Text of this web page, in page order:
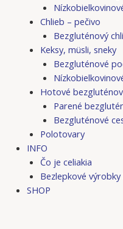
Chlieb – pečivo
Bezgluténový
Keksy, müsli, sneky
Bezgluténové
Hotové
Parené
Bezgluténové
Polotovary
INFO
Čo je celiakia
Bezlepkové
SHOP